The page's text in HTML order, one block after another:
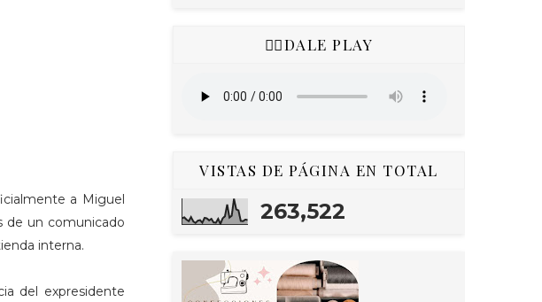
a Miguel
de un comunicado
interna.
del expresidente
👇🏻DALE PLAY
VISTAS DE PÁGINA EN TOTAL
263,522